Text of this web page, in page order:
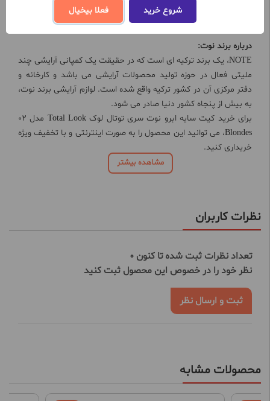
درباره برند نوت:
NOTE، یک برند ترکیه ای است که در حقیقت یک کمپانی آرایشی چند
ملیتی فعال در حوزه تولید محصولات آرایشی می باشد و کارخانه و
دفتر مرکزی آن در کشور ترکیه واقع شده است. لوازم آرایشی برند نوت،
به بیش از پنجاه کشور دنیا صادر می شود.
برای خرید کیت سایه ابرو نوت سری توتال لوک Total Look مدل 02
Blondes، می توانید این محصول را به صورت اینترنتی و با تخفیف ویژه
خریداری کنید.
مشاهده بیشتر
نظرات کاربران
تعداد نظرات ثبت شده تا کنون 0
نظر خود را در خصوص این محصول ثبت کنید
ثبت و ارسال نظر
محصولات مشابه
شروع خرید فعلا بیخیال